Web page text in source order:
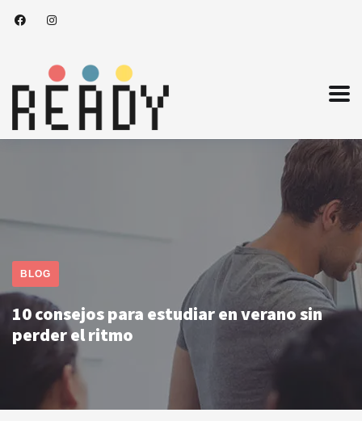
BLOG
10 consejos para estudiar en verano sin
perder el ritmo